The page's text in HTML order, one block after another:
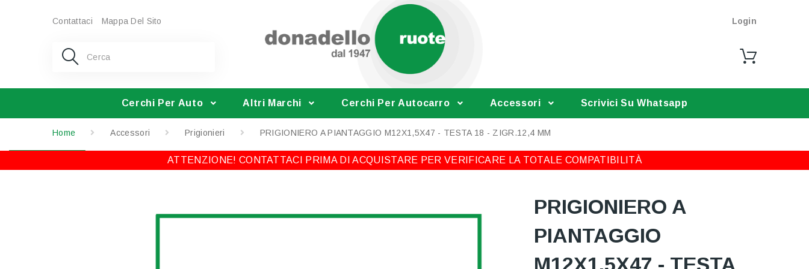
Contattaci Mappa Del Sito Login
Cerchi Per Auto Altri Marchi Cerchi Per Autocarro Accessori Scrivici Su Whatsapp
Home Accessori Prigionieri PRIGIONIERO A PIANTAGGIO M12X1,5X47 - TESTA 18 - ZIGR.12,4 MM
ATTENZIONE! CONTATTACI PRIMA DI ACQUISTARE PER VERIFICARE LA TOTALE COMPATIBILITÀ
PRIGIONIERO A
PIANTAGGIO
M12X1,5X47 - TESTA